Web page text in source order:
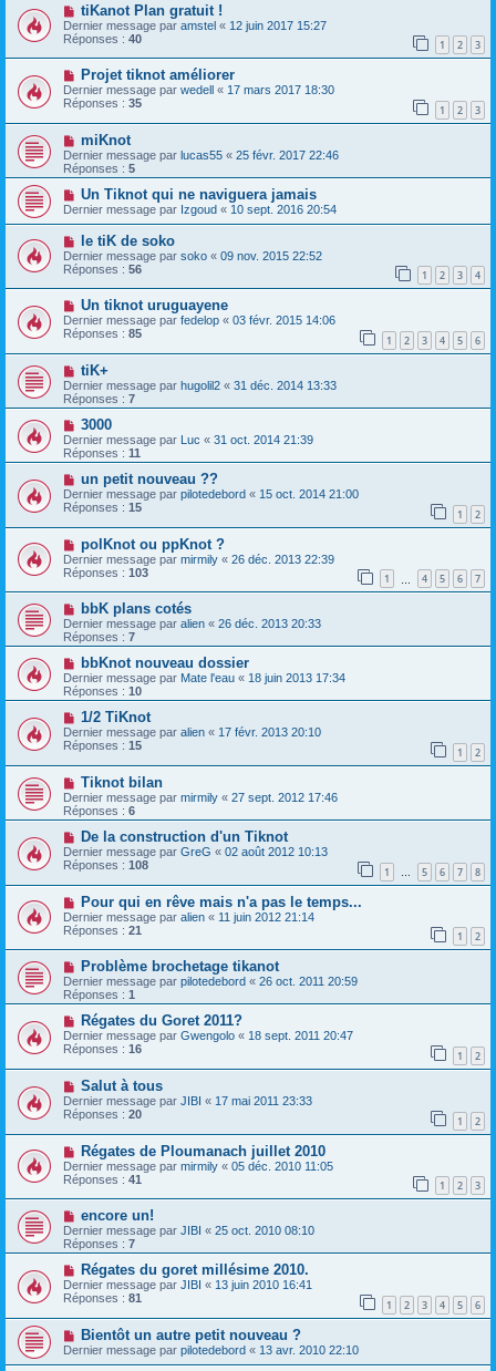
tiKanot Plan gratuit !
Dernier message par amstel « 12 juin 2017 15:27
Réponses : 40 1 2 3
Projet tiknot améliorer
Dernier message par wedell « 17 mars 2017 18:30
Réponses : 35 1 2 3
miKnot
Dernier message par lucas55 « 25 févr. 2017 22:46
Réponses : 5
Un Tiknot qui ne naviguera jamais
Dernier message par Izgoud « 10 sept. 2016 20:54
le tiK de soko
Dernier message par soko « 09 nov. 2015 22:52
Réponses : 56 1 2 3 4
Un tiknot uruguayene
Dernier message par fedelop « 03 févr. 2015 14:06
Réponses : 85 1 2 3 4 5 6
tiK+
Dernier message par hugolil2 « 31 déc. 2014 13:33
Réponses : 7
3000
Dernier message par Luc « 31 oct. 2014 21:39
Réponses : 11
un petit nouveau ??
Dernier message par pilotedebord « 15 oct. 2014 21:00
Réponses : 15 1 2
polKnot ou ppKnot ?
Dernier message par mirmily « 26 déc. 2013 22:39
Réponses : 103 1 4 5 6 7
bbK plans cotés
Dernier message par alien « 26 déc. 2013 20:33
Réponses : 7
bbKnot nouveau dossier
Dernier message par Mate l'eau « 18 juin 2013 17:34
Réponses : 10
1/2 TiKnot
Dernier message par alien « 17 févr. 2013 20:10
Réponses : 15 1 2
Tiknot bilan
Dernier message par mirmily « 27 sept. 2012 17:46
Réponses : 6
De la construction d'un Tiknot
Dernier message par GreG « 02 août 2012 10:13
Réponses : 108 1 … 5 6 7 8
Pour qui en rêve mais n'a pas le temps...
Dernier message par alien « 11 juin 2012 21:14
Réponses : 21 1 2
Problème brochetage tikanot
Dernier message par pilotedebord « 26 oct. 2011 20:59
Réponses : 1
Régates du Goret 2011?
Dernier message par Gwengolo « 18 sept. 2011 20:47
Réponses : 16 1 2
Salut à tous
Dernier message par JIBI « 17 mai 2011 23:33
Réponses : 20 1 2
Régates de Ploumanach juillet 2010
Dernier message par mirmily « 05 déc. 2010 11:05
Réponses : 41 1 2 3
encore un!
Dernier message par JIBI « 25 oct. 2010 08:10
Réponses : 7
Régates du goret millésime 2010.
Dernier message par JIBI « 13 juin 2010 16:41
Réponses : 81 1 2 3 4 5 6
Bientôt un autre petit nouveau ?
Dernier message par pilotedebord « 13 avr. 2010 22:10